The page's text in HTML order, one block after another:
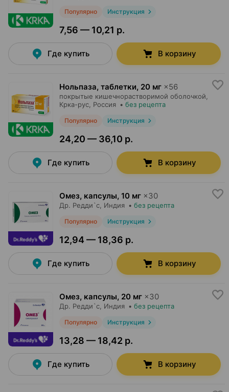
Популярно Инструкция
7,56 — 10,21 р.
Где купить В корзину
Нольпаза, таблетки, 20 мг ×56
покрытые кишечнорастворимой оболочкой,
Крка-рус , Россия • без рецепта
Популярно Инструкция
24,20 — 36,10 р.
Где купить В корзину
Омез, капсулы, 10 мг ×30
Др. Редди`с , Индия • без рецепта
Популярно Инструкция
12,94 — 18,36 р.
Где купить В корзину
Омез, капсулы, 20 мг ×30
Др. Редди`с , Индия • без рецепта
Популярно Инструкция
13,28 — 18,42 р.
Где купить В корзину